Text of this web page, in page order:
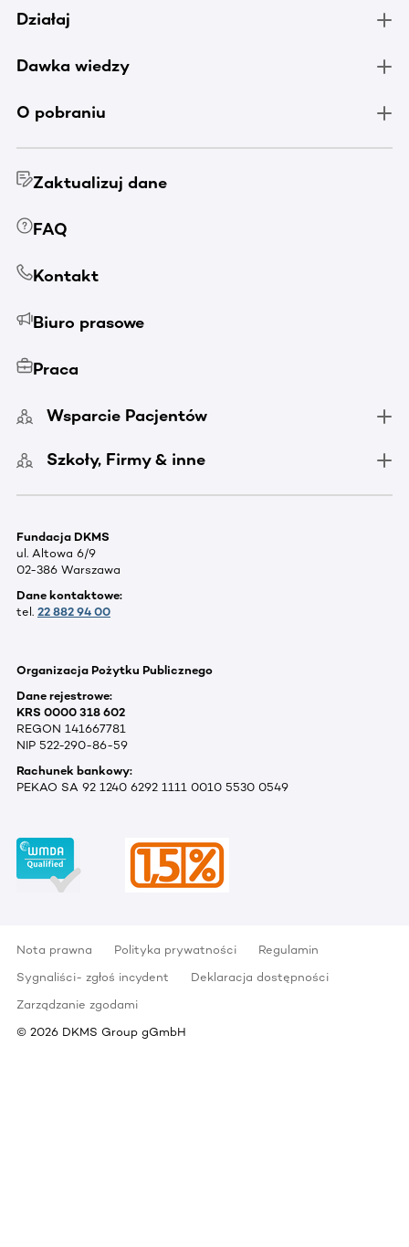
Działaj
Dawka wiedzy
O pobraniu
Zaktualizuj dane
FAQ
Kontakt
Biuro prasowe
Praca
Wsparcie Pacjentów
Szkoły, Firmy & inne
Fundacja DKMS
ul. Altowa 6/9
02-386 Warszawa
Dane kontaktowe:
tel. 22 882 94 00
Organizacja Pożytku Publicznego
Dane rejestrowe:
KRS 0000 318 602
REGON 141667781
NIP 522-290-86-59
Rachunek bankowy:
PEKAO SA 92 1240 6292 1111 0010 5530 0549
Nota prawna Polityka prywatności
Regulamin
Sygnaliści- zgłoś incydent
Deklaracja dostępności
Zarządzanie zgodami
© 2026 DKMS Group gGmbH